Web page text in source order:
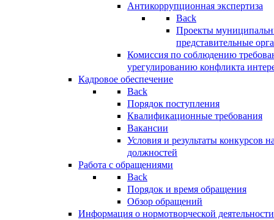
Антикоррупционная экспертиза
Back
Проекты
представительные
Комиссия по соблюдению
урегулированию конфликта
Кадровое обеспечение
Back
Порядок поступления
Квалификационные требования
Вакансии
Условия и результаты конкурсов
должностей
Работа с обращениями
Back
Порядок и время обращения
Обзор обращений
Информация о нормотворческой деятельности